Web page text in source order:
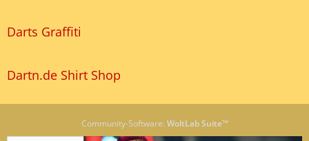
Darts Graffiti
Dartn.de Shirt Shop
Community-Software: WoltLab Suite™